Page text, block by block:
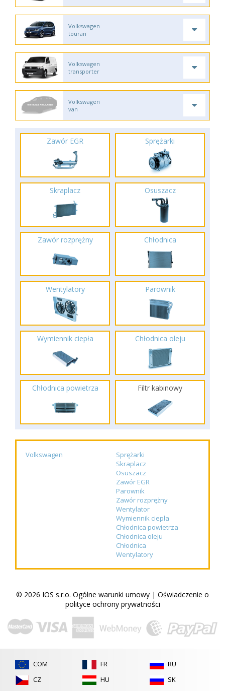
Volkswagen
touran
Volkswagen
transporter
Volkswagen
van
Zawór EGR Sprężarki
Skraplacz Osuszacz
Zawór rozprężny Chłodnica
Wentylatory Parownik
Wymiennik ciepła Chłodnica oleju
Chłodnica powietrza Filtr kabinowy
Volkswagen
Sprężarki
Skraplacz
Osuszacz
Zawór EGR
Parownik
Zawór rozprężny
Wentylator
Wymiennik ciepła
Chłodnica powietrza
Chłodnica oleju
Chłodnica
Wentylatory
© 2026 IOS s.r.o. Ogólne warunki umowy | Oświadczenie o
polityce ochrony prywatności
COM
CZ
FR
HU
RU
SK